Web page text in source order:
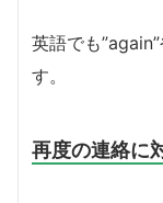
英語でも
す。
再度の連絡に